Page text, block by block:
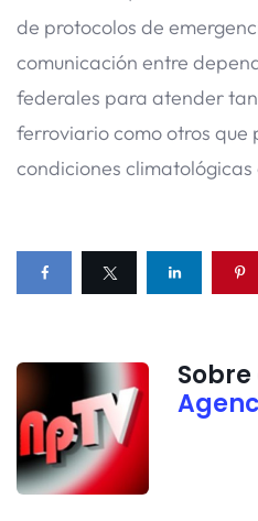
de protocolos de
comunicación entre
federales para atender
ferroviario como otros que
condiciones